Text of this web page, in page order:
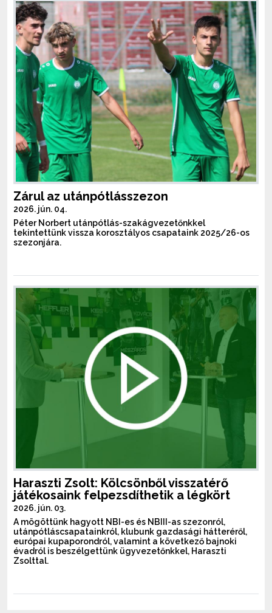
Zárul az utánpótlásszezon
2026. jún. 04.
Péter Norbert utánpótlás-szakágvezetőnkkel
tekintettünk vissza korosztályos csapataink 2025/26-os
szezonjára.
Haraszti Zsolt: Kölcsönből visszatérő
játékosaink felpezsdíthetik a légkört
2026. jún. 03.
A mögöttünk hagyott NBI-es és NBIII-as szezonról,
utánpótláscsapatainkról, klubunk gazdasági hátteréről,
európai kupaporondról, valamint a következő bajnoki
évadról is beszélgettünk ügyvezetőnkkel, Haraszti
Zsolttal.